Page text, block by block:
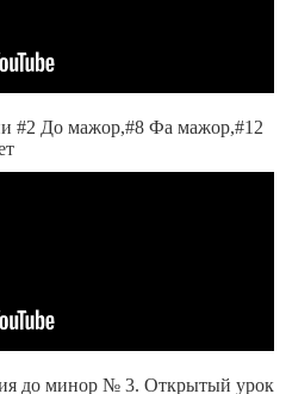
#2 До мажор,#8 Фа мажор,#12
до минор № 3. Открытый урок